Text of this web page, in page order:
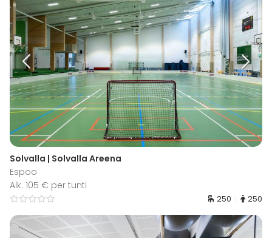
Solvalla | Solvalla Areena
Espoo
Alk. 105 € per tunti
250 250